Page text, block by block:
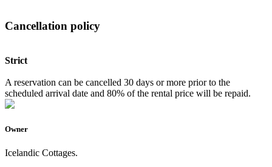
Cancellation policy
Strict
A reservation can be cancelled 30 days or more prior to the
scheduled arrival date and 80% of the rental price will be repaid.
Owner
Icelandic Cottages.